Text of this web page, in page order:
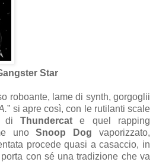
Star
roboante, lame di synth, gorgoglii
” si apre così, con le rutilanti scale
diThundercat e quel rapping
unoSnoop Dog vaporizzato,
procede quasi a casaccio, in
con sé una tradizione che va